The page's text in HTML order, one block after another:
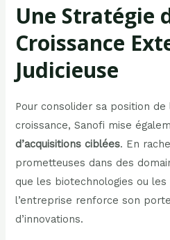
Une Stratégie
Croissance
Judicieuse
Pour consolider sa position
croissance, Sanofi mise
d’acquisitions ciblées. En
prometteuses dans des
que les biotechnologies ou
l’entreprise renforce son
d’innovations.